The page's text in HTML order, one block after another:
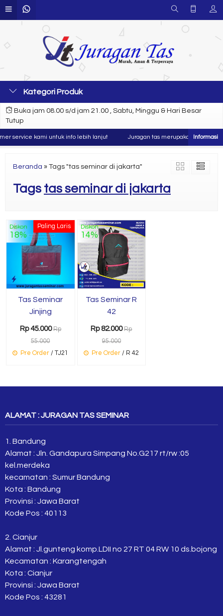
Kategori Produk
Buka jam 08.00 s/d jam 21.00 , Sabtu, Minggu & Hari Besar
Tutup
service kami untuk info lebih lanjut Juragan tas merupakan produsen
Beranda » Tags "tas seminar di jakarta"
Tags tas seminar di jakarta
Paling Laris
Diskon
18%
Tas Seminar
Jinjing
Rp 45.000 Rp
55.000
Pre Order / TJ21
Diskon
14%
Tas Seminar R
42
Rp 82.000 Rp
95.000
Pre Order / R 42
ALAMAT : JURAGAN TAS SEMINAR
1. Bandung
Alamat : Jln. Gandapura Simpang No.G217 rt/rw :05
kel.merdeka
kecamatan : Sumur Bandung
Kota : Bandung
Provinsi : Jawa Barat
Kode Pos : 40113
2. Cianjur
Alamat : Jl.gunteng komp.LDII no 27 RT 04 RW 10 ds.bojong
Kecamatan : Karangtengah
Kota : Cianjur
Provinsi : Jawa Barat
Kode Pos : 43281